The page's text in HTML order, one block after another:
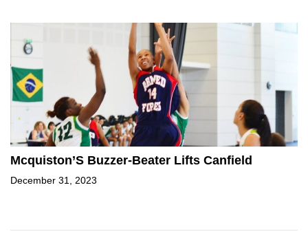
Mcquiston’S Buzzer-Beater Lifts Canfield
December 31, 2023